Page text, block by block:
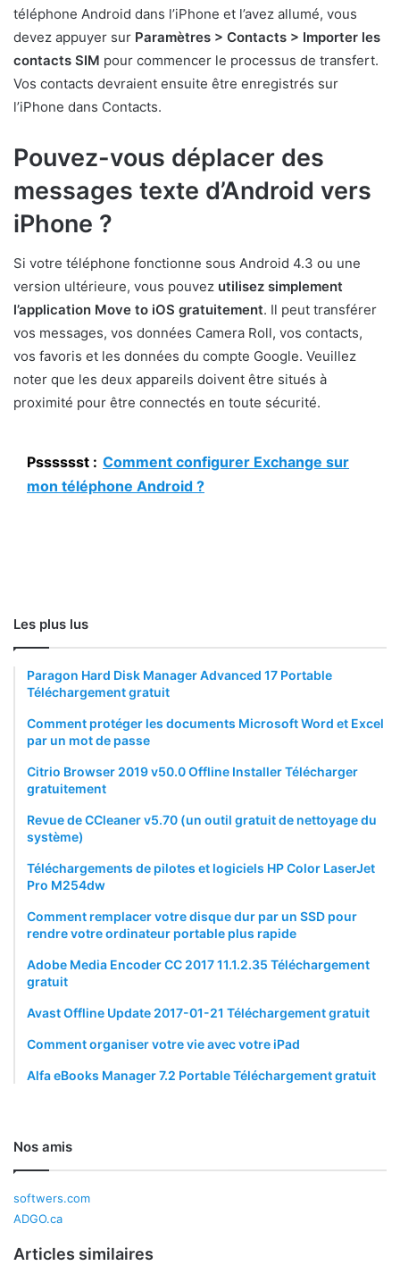
téléphone Android dans l’iPhone et l’avez allumé, vous
devez appuyer sur Paramètres > Contacts > Importer les
contacts SIM pour commencer le processus de transfert.
Vos contacts devraient ensuite être enregistrés sur
l’iPhone dans Contacts.
Pouvez-vous déplacer des
messages texte d’Android vers
iPhone ?
Si votre téléphone fonctionne sous Android 4.3 ou une
version ultérieure, vous pouvez utilisez simplement
l’application Move to iOS gratuitement. Il peut transférer
vos messages, vos données Camera Roll, vos contacts,
vos favoris et les données du compte Google. Veuillez
noter que les deux appareils doivent être situés à
proximité pour être connectés en toute sécurité.
Psssssst : Comment configurer Exchange sur
mon téléphone Android ?
Les plus lus
Paragon Hard Disk Manager Advanced 17 Portable
Téléchargement gratuit
Comment protéger les documents Microsoft Word et Excel
par un mot de passe
Citrio Browser 2019 v50.0 Offline Installer Télécharger
gratuitement
Revue de CCleaner v5.70 (un outil gratuit de nettoyage du
système)
Téléchargements de pilotes et logiciels HP Color LaserJet
Pro M254dw
Comment remplacer votre disque dur par un SSD pour
rendre votre ordinateur portable plus rapide
Adobe Media Encoder CC 2017 11.1.2.35 Téléchargement
gratuit
Avast Offline Update 2017-01-21 Téléchargement gratuit
Comment organiser votre vie avec votre iPad
Alfa eBooks Manager 7.2 Portable Téléchargement gratuit
Nos amis
softwers.com
ADGO.ca
Articles similaires